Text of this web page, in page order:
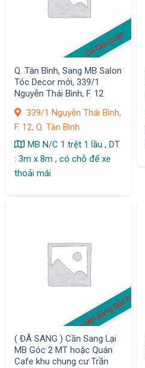
Có Clip Quán
Q. Tân Bình, Sang MB Salon
Tóc Decor mới, 339/1
Nguyễn Thái Bình, F. 12
339/1 Nguyễn Thái Bình,
F. 12, Q. Tân Bình
MB N/C 1 trệt 1 lầu , DT
: 3m x 8m , có chỗ để xe
thoải mái
S
a
n
g
M
ặt
B
ằ
n
g
G
ó
c
h
o
ặ
c
Q
u
á
n
C
af
e
( ĐÃ SANG ) Cần Sang Lại
MB Góc 2 MT hoặc Quán
Cafe khu chung cư Trần